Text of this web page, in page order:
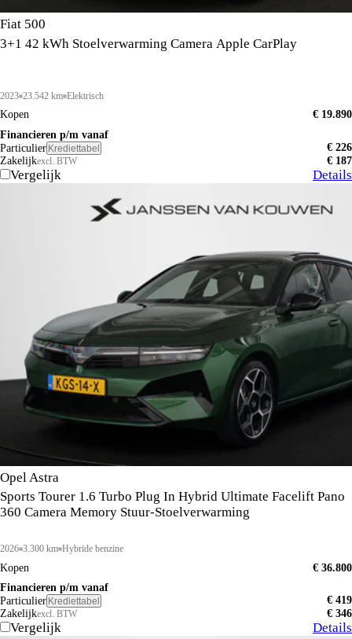
Fiat 500
3+1 42 kWh Stoelverwarming Camera Apple CarPlay
2023 23.542 km Elektrisch
Kopen
€ 19.890
Financieren p/m vanaf
Particulier Krediettabel
€ 226
Zakelijkexcl. BTW € 187
Vergelijk Details
Opel Astra
Sports Tourer 1.6 Turbo Plug In Hybrid Ultimate Facelift Pano
360 Camera Memory Stuur-Stoelverwarming
2026 3.300 km Hybride benzine
Kopen
€ 36.800
Financieren p/m vanaf
Particulier Krediettabel
€ 419
Zakelijkexcl. BTW € 346
Vergelijk Details